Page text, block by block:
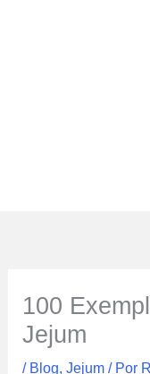
100
Jejum
/ Blog,Jejum / Por